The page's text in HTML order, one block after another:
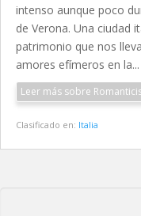
intenso aunque poco
de Verona. Una ciudad
patrimonio que nos
amores efímeros en la...
Leer más sobre
Clasificado en: Italia